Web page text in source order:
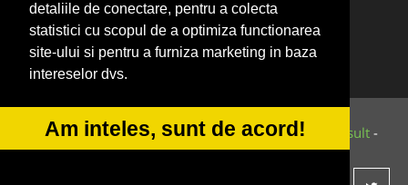
detaliile de conectare, pentru a colecta
statistici cu scopul de a optimiza functionarea
site-ului si pentru a furniza marketing in baza
intereselor dvs.
Am inteles, sunt de acord!
FirmaDeratizare.ro
InstructorScoalaAuto.ro
SalonFrizerieCanina.com
© 2014-2026 Powered byVilonMedia&Tokaido Consult -
ANPC SOL